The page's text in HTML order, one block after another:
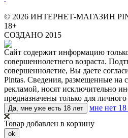
© 2026 ИНТЕРНЕТ-МАГАЗИН
18+
СОЗДАНО 2015
Сайт содержит информацию
совершеннолетнего возраста.
совершеннолетие, Вы даете
Pintas. Сведения, размещенные на
рекламой, носят исключительно
предназначены только для
Да, мне уже есть 18 лет
мне нет 18
Товар добавлен в корзину
ok